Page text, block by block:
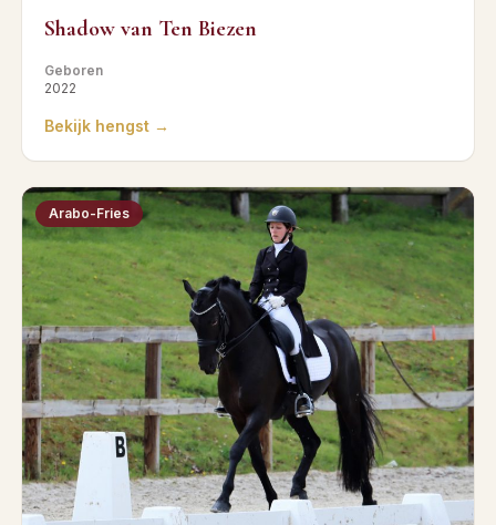
Shadow van Ten Biezen
Geboren
2022
Bekijk hengst →
Arabo-Fries